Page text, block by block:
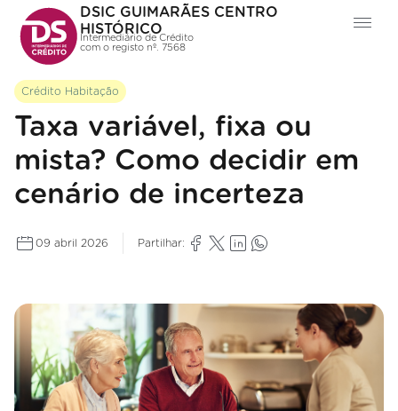
DSIC GUIMARÃES CENTRO
HISTÓRICO
Intermediário de Crédito
com o registo nº. 7568
Crédito Habitação
Taxa variável, fixa ou
mista? Como decidir em
cenário de incerteza
09 abril 2026 Partilhar: